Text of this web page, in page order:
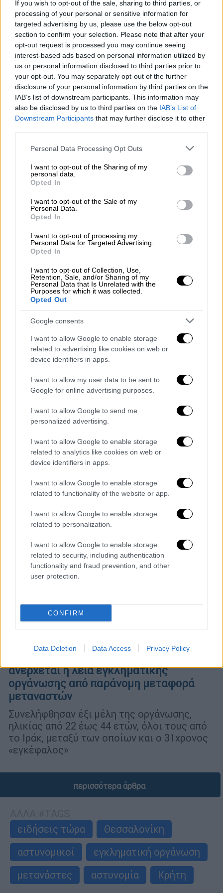
If you wish to opt-out of the sale, sharing to third parties, or
processing of your personal or sensitive information for
targeted advertising by us, please use the below opt-out
section to confirm your selection. Please note that after your
opt-out request is processed you may continue seeing
interest-based ads based on personal information utilized by
us or personal information disclosed to third parties prior to
your opt-out. You may separately opt-out of the further
disclosure of your personal information by third parties on the
IAB’s list of downstream participants. This information may
also be disclosed by us to third parties on the IAB’s List of
Downstream Participants that may further disclose it to other
Please note that this website/app uses one or more Google
not limited to your visit or usage behaviour. You may click to
grant or deny consent to Google and its third-party tags to
use your data for below specified purposes in below Google
consent section.
Personal Data Processing Opt Outs
I want to opt-out of the Sharing of my
personal data.
Opted In
I want to opt-out of the Sale of my
Personal Data.
Opted In
I want to opt-out of processing my
Personal Data for Targeted Advertising.
Opted In
I want to opt-out of Collection, Use,
Retention, Sale, and/or Sharing of my
Personal Data that Is Unrelated with the
Purposes for which it was collected.
Opted Out
Google consents
I want to allow Google to enable storage
related to advertising like cookies on web or
device identifiers in apps.
I want to allow my user data to be sent to
Google for online advertising purposes.
I want to allow Google to send me
personalized advertising.
I want to allow Google to enable storage
related to analytics like cookies on web or
device identifiers in apps.
I want to allow Google to enable storage
related to functionality of the website or app.
I want to allow Google to enable storage
related to personalization.
I want to allow Google to enable storage
related to security, including authentication
functionality and fraud prevention, and other
user protection.
CONFIRM
Data Deletion Data Access Privacy Policy
Ελλάδα|28.11.2024 12:00
την παράνομη έξοδο μεταναστών προς
χώρες της ΕΕ
Τους προμήθευαν με πλαστά ταξιδιωτικά
έγγραφα
Ελλάδα|10.10.2024 20:45
Λαγκαδάς: Επεισοδιακή σύλληψη
32χρονου διακινητή παράνομων
μεταναστών
Στο όχημα μεταφέρονταν 13 αλλοδαποί, οι
οποίοι στερούνταν νόμιμων ταξιδιωτικών
εγγράφων
Ελλάδα| 18.09.2024 10:57
ανέρχεται η λεία εγκληματικής
οργάνωσης από παράνομη μεταφορά
μεταναστών
Συνελήφθησαν έξι μέλη της οργάνωσης,
ηλικίας από 22 έως 44 ετών, όλοι τους από
το Ιράκ, μεταξύ των οποίων και ο 31χρονος
«εγκέφαλος»
περισσότερα άρθρα
ειδήσεις τώρα
Θεσσαλονίκη
αστυνομικοί
εγκληματική οργάνωση
μετανάστες
αστυνομία Κρήτη